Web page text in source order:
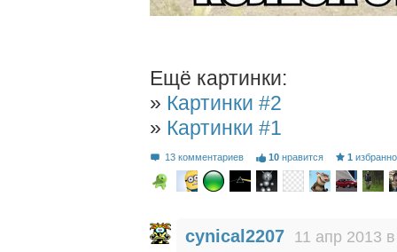
Ещё картинки:
» Картинки #2
» Картинки #1
13 комментариев 10 нравится 1
cynical2207 11 апр 2013